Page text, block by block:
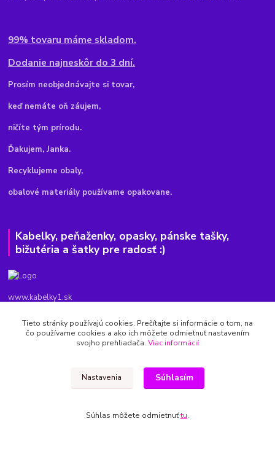
99% tovaru máme skladom.
Dodanie najneskôr do 3 dní.
Prosím neobjednávajte si tovar,
keď nemáte oň záujem,
ničíte tým prírodu.
Ďakujem, Janka.
Recyklujeme obaly,
obalové materiály používame opakovane.
Kabelky, peňaženky, opasky, pánske tašky,
bižutéria a šatky pre radosť :)
www.kabelky1.sk
Janka
0915699380
kabelky1.sk@gmail.com
Tieto stránky používajú cookies. Prečítajte si informácie o tom, na
čo používame cookies a ako ich môžete odmietnuť nastavením
svojho prehliadača. Viac informácií
Nastavenia Súhlasím
Súhlas môžete odmietnuťtu.